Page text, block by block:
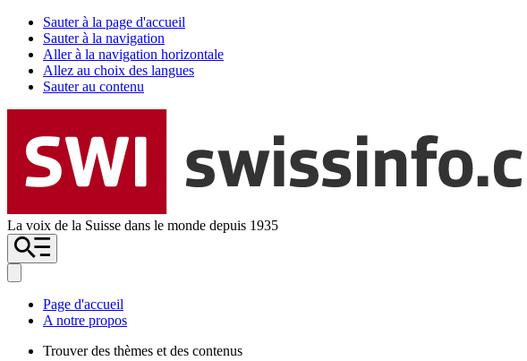
Sauter à la page d'accueil
Sauter à la navigation
Aller à la navigation horizontale
Allez au choix des langues
Sauter au contenu
La voix de la Suisse dans le monde depuis 1935
Page d'accueil
A notre propos
Trouver des thèmes et des contenus